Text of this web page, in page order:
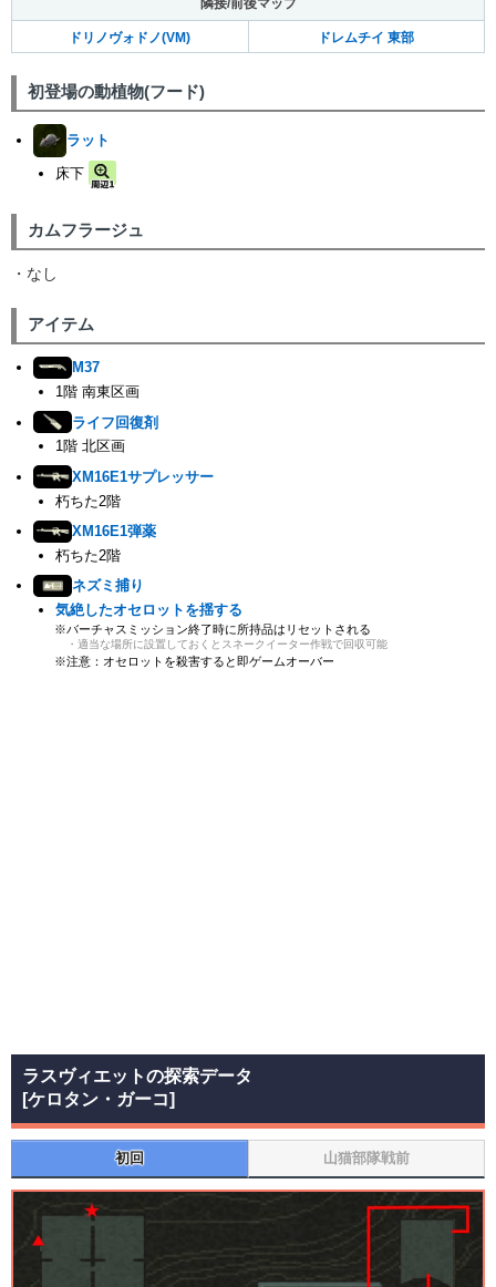
ドリノヴォドノ(VM) ドレムチイ 東部
初登場の動植物(フード)
ラット
床下
カムフラージュ
・なし
アイテム
M37
1階 南東区画
ライフ回復剤
1階 北区画
XM16E1サプレッサー
朽ちた2階
XM16E1弾薬
朽ちた2階
ネズミ捕り
気絶したオセロットを揺する
バーチャスミッション終了時に所持品はリセットされる
・適当な場所に設置しておくとスネークイーター作戦で回収可能
注意：オセロットを殺害すると即ゲームオーバー
ラスヴィエットの探索データ
[ケロタン・ガーコ]
初回 山猫部隊戦前